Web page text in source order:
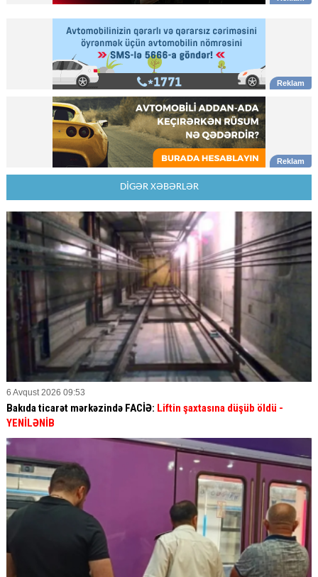
DİGƏR XƏBƏRLƏR
6 Avqust 2026 09:53
Bakıda ticarət mərkəzində FACİƏ: Liftin şaxtasına düşüb öldü -
YENİLƏNİB